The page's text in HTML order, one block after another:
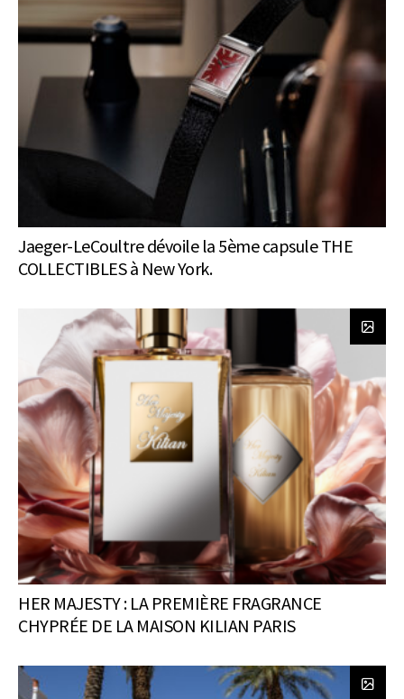
Jaeger-LeCoultre dévoile la 5ème capsule THE
COLLECTIBLES à New York.
HER MAJESTY : LA PREMIÈRE FRAGRANCE
CHYPRÉE DE LA MAISON KILIAN PARIS